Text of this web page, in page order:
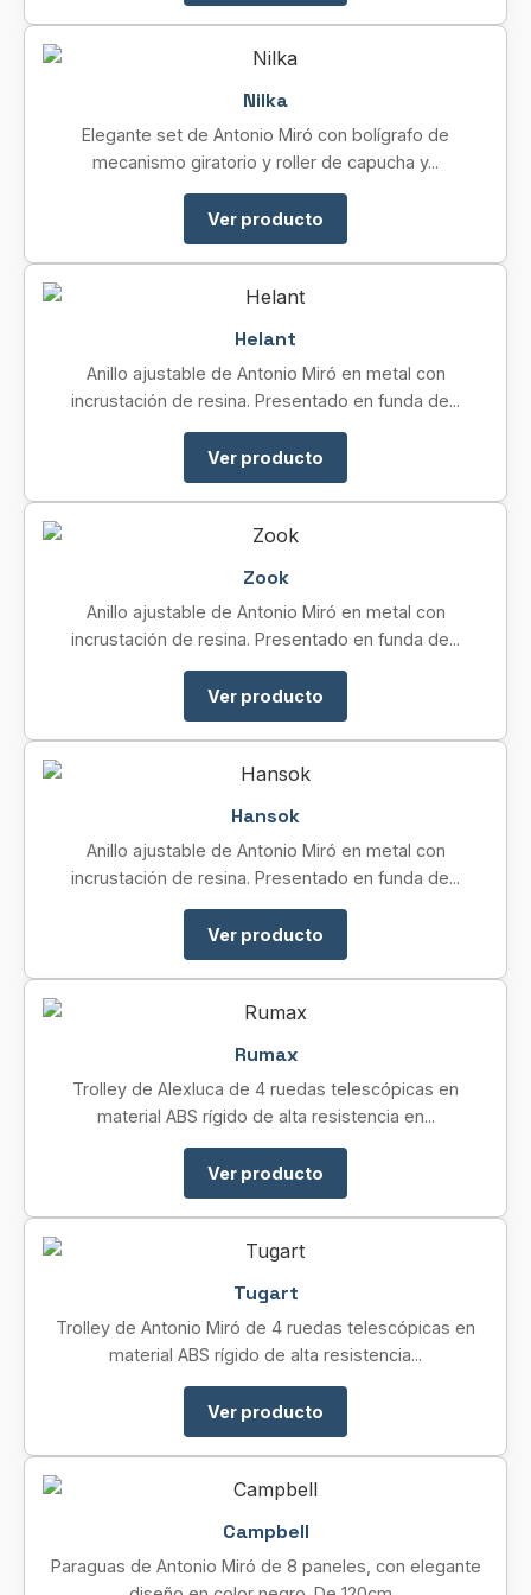
Nilka
Elegante set de Antonio Miró con bolígrafo de
mecanismo giratorio y roller de capucha y...
Ver producto
Helant
Anillo ajustable de Antonio Miró en metal con
incrustación de resina. Presentado en funda de...
Ver producto
Zook
Anillo ajustable de Antonio Miró en metal con
incrustación de resina. Presentado en funda de...
Ver producto
Hansok
Anillo ajustable de Antonio Miró en metal con
incrustación de resina. Presentado en funda de...
Ver producto
Rumax
Trolley de Alexluca de 4 ruedas telescópicas en
material ABS rígido de alta resistencia en...
Ver producto
Tugart
Trolley de Antonio Miró de 4 ruedas telescópicas en
material ABS rígido de alta resistencia...
Ver producto
Campbell
Paraguas de Antonio Miró de 8 paneles, con elegante